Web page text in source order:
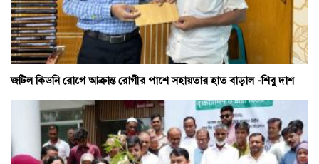
জটিল কিডনি রোগে আক্রান্ত রোগীর পাশে সহায়তার হাত বাড়াল -শিবু দাশ